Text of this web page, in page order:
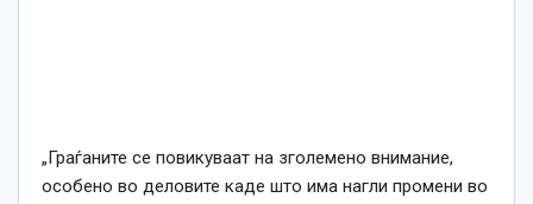
„Граѓаните се повикуваат на зголемено внимание,
особено во деловите каде што има нагли промени во